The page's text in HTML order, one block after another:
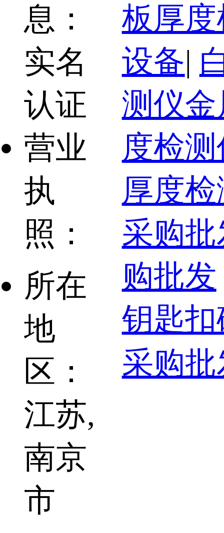
板厚
设备|
测仪
度检
厚度
采购批
购批发
钥匙
采购批
息：
实名
认证
营业
执
照：
所在
地
区：
江苏,
南京
市